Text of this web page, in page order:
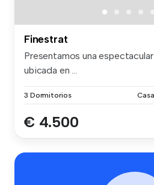
Finestrat
Presentamos una
ubicada en ...
3 Dormitorios Casa
€ 4.500